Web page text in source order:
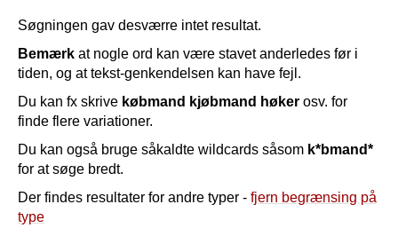
Søgningen gav desværre intet resultat.
Bemærk at nogle ord kan være stavet anderledes før i
tiden, og at tekst-genkendelsen kan have fejl.
Du kan fx skrive købmand kjøbmand høker osv. for
finde flere variationer.
Du kan også bruge såkaldte wildcards såsom k*bmand*
for at søge bredt.
Der findes resultater for andre typer - fjern begrænsing på
type